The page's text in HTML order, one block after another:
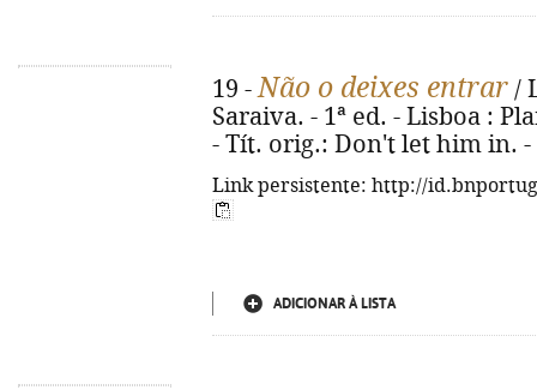
19 -Não o deixes entrar /
Saraiva. - 1ª ed. - Lisboa :
- Tít. orig.: Don't let him in. -
Link persistente: http://
ADICIONAR À LISTA